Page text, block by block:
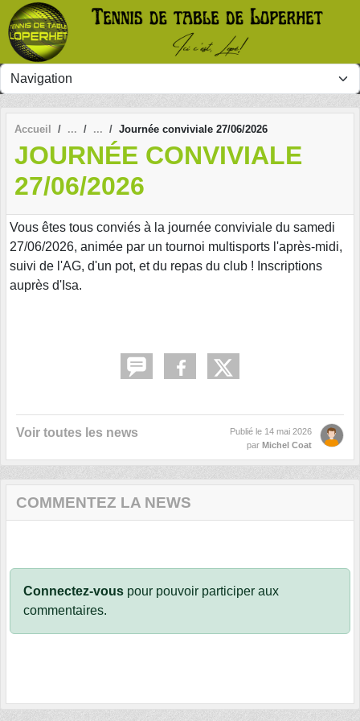
Accueil Journée conviviale 27/06/2026
JOURNÉE CONVIVIALE
27/06/2026
Vous êtes tous conviés à la journée conviviale du samedi
27/06/2026, animée par un tournoi multisports l'après-midi,
suivi de l'AG, d'un pot, et du repas du club ! Inscriptions
auprès d'Isa.
Voir toutes les news Publié le 14 mai 2026
par Michel Coat
COMMENTEZ LA NEWS
Connectez-vous pour pouvoir participer aux
commentaires.
Panneau de gestion des cookies